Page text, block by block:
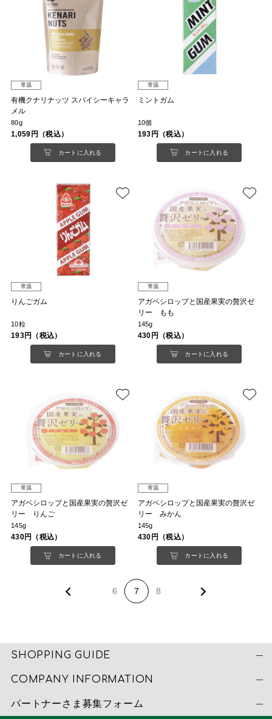
常温
有機クナリナッツ スパイシーキャラ
メル
80g
1,059円（税込）
カートに入れる
常温
ミントガム
10個
193円（税込）
カートに入れる
常温
りんごガム
10粒
193円（税込）
カートに入れる
常温
アガベシロップと国産果実の贅沢ゼ
リー もも
145g
430円（税込）
カートに入れる
常温
アガベシロップと国産果実の贅沢ゼ
リー りんご
145g
430円（税込）
カートに入れる
常温
アガベシロップと国産果実の贅沢ゼ
リー みかん
145g
430円（税込）
カートに入れる
6 7 8
SHOPPING GUIDE
COMPANY INFORMATION
パートナーさま募集フォーム